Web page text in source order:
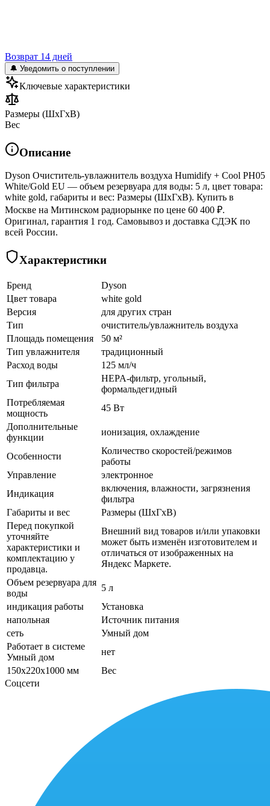
Возврат 14 дней
🔔 Уведомить о поступлении
Ключевые характеристики
Размеры (ШxГxВ)
Вес
Описание
Dyson Очиститель-увлажнитель воздуха Humidify + Cool PH05
White/Gold EU — объем резервуара для воды: 5 л, цвет товара:
white gold, габариты и вес: Размеры (ШxГxВ). Купить в
Москве на Митинском радиорынке по цене 60 400 ₽.
Оригинал, гарантия 1 год. Самовывоз и доставка СДЭК по
всей России.
Характеристики
Бренд
Dyson
Цвет товара
white gold
Версия
для других стран
Тип
очиститель/увлажнитель воздуха
Площадь помещения
50 м²
Тип увлажнителя
традиционный
Расход воды
125 мл/ч
Тип фильтра
HEPA-фильтр, угольный,
формальдегидный
Потребляемая
мощность
45 Вт
Дополнительные
функции
ионизация, охлаждение
Особенности
Количество скоростей/режимов
работы
Управление
электронное
Индикация
включения, влажности, загрязнения
фильтра
Габариты и вес
Размеры (ШxГxВ)
Перед покупкой
уточняйте
характеристики и
комплектацию у
продавца.
Внешний вид товаров и/или упаковки
может быть изменён изготовителем и
отличаться от изображенных на
Яндекс Маркете.
Объем резервуара для
воды
5 л
индикация работы
Установка
напольная
Источник питания
сеть
Умный дом
Работает в системе
Умный дом
нет
150x220x1000 мм
Вес
Соцсети